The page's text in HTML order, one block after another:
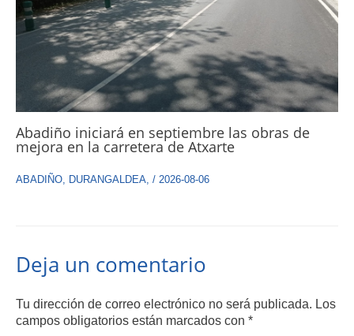
Abadiño iniciará en septiembre las obras de
mejora en la carretera de Atxarte
ABADIÑO, DURANGALDEA, / 2026-08-06
Deja un comentario
Tu dirección de correo electrónico no será publicada. Los
campos obligatorios están marcados con *